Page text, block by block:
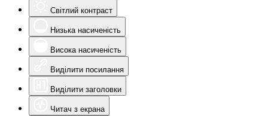
Світлий контраст
Низька насиченість
Висока насиченість
Виділити посилання
Виділити заголовки
Читач з екрана